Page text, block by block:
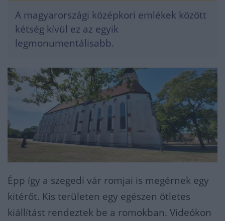
A magyarországi középkori emlékek között
kétség kívül ez az egyik
legmonumentálisabb.
Épp így a szegedi vár romjai is megérnek egy
kitérőt. Kis területen egy egészen ötletes
kiállítást rendeztek be a romokban. Videókon